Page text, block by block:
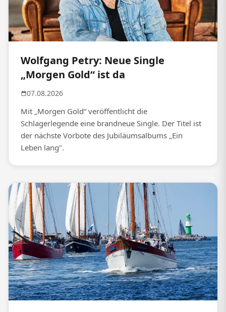
Wolfgang Petry: Neue Single
„Morgen Gold“ ist da
07.08.2026
Mit „Morgen Gold“ veröffentlicht die
Schlagerlegende eine brandneue Single. Der Titel ist
der nächste Vorbote des Jubiläumsalbums „Ein
Leben lang".